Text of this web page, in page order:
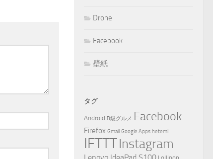
Drone
Facebook
壁紙
タグ
Android B級グルメ Facebook
Firefox Gmail Google Apps heteml
IFTTTInstagram